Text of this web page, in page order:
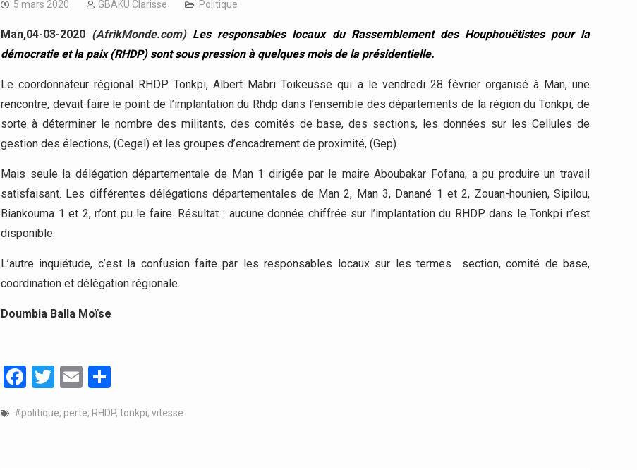
5 mars 2020 GBAKU Clarisse Politique
Man,04-03-2020 (AfrikMonde.com) Les responsables locaux du Rassemblement des Houphouëtistes pour la
démocratie et la paix (RHDP) sont sous pression à quelques mois de la présidentielle.
Le coordonnateur régional RHDP Tonkpi, Albert Mabri Toikeusse qui a le vendredi 28 février organisé à Man, une
rencontre, devait faire le point de l’implantation du Rhdp dans l’ensemble des départements de la région du Tonkpi, de
sorte à déterminer le nombre des militants, des comités de base, des sections, les données sur les Cellules de
gestion des élections, (Cegel) et les groupes d’encadrement de proximité, (Gep).
Mais seule la délégation départementale de Man 1 dirigée par le maire Aboubakar Fofana, a pu produire un travail
satisfaisant. Les différentes délégations départementales de Man 2, Man 3, Danané 1 et 2, Zouan-hounien, Sipilou,
Biankouma 1 et 2, n’ont pu le faire. Résultat : aucune donnée chiffrée sur l’implantation du RHDP dans le Tonkpi n’est
disponible.
L’autre inquiétude, c’est la confusion faite par les responsables locaux sur les termes section, comité de base,
coordination et délégation régionale.
Doumbia Balla Moïse
Facebook
Twitter
Email
#politique, perte, RHDP, tonkpi, vitesse